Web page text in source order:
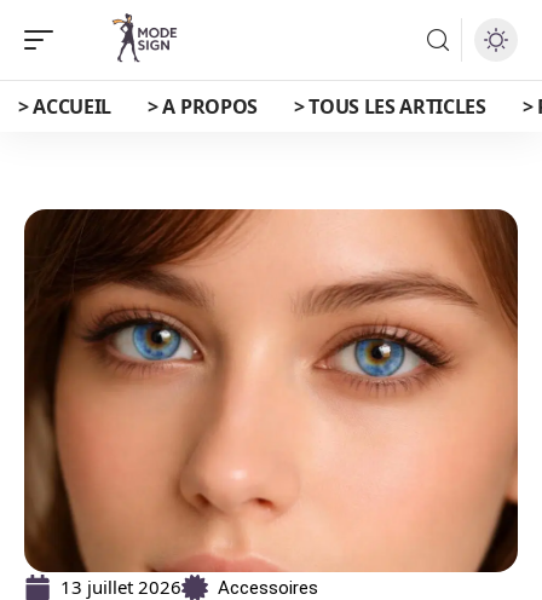
> ACCUEIL > A PROPOS > TOUS LES ARTICLES >
13 juillet 2026 Accessoires